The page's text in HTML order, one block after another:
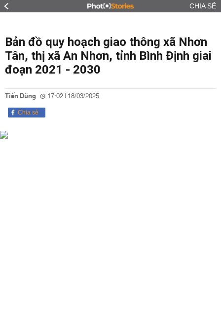
CHIA SẺ
Bản đồ quy hoạch giao thông xã Nhơn
Tân, thị xã An Nhơn, tỉnh Bình Định giai
đoạn 2021 - 2030
Tiến Dũng 17:02 | 18/03/2025
Chia sẻ